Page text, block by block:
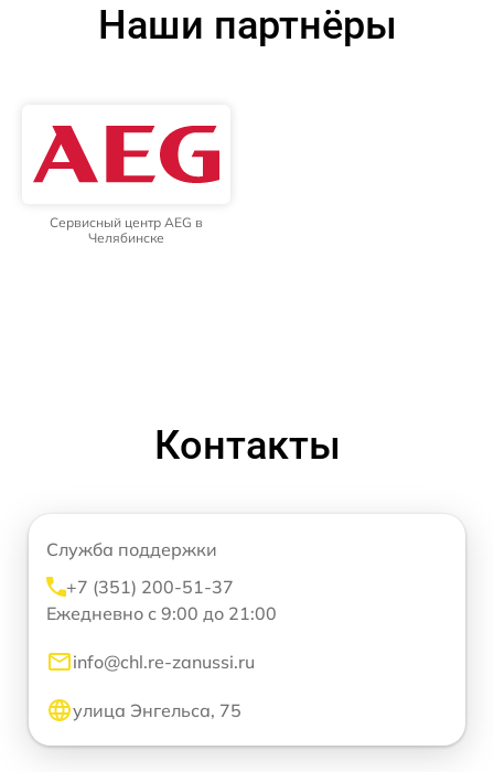
Наши партнёры
Сервисный центр AEG в
Челябинске
Контакты
Служба поддержки
+7 (351) 200-51-37
Ежедневно с 9:00 до 21:00
info@chl.re-zanussi.ru
улица Энгельса, 75